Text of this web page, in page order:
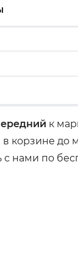
к
в корзине
с нами по